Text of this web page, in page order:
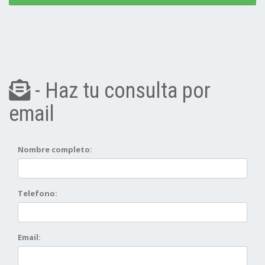
- Haz tu consulta por
email
Nombre completo:
Telefono:
Email: